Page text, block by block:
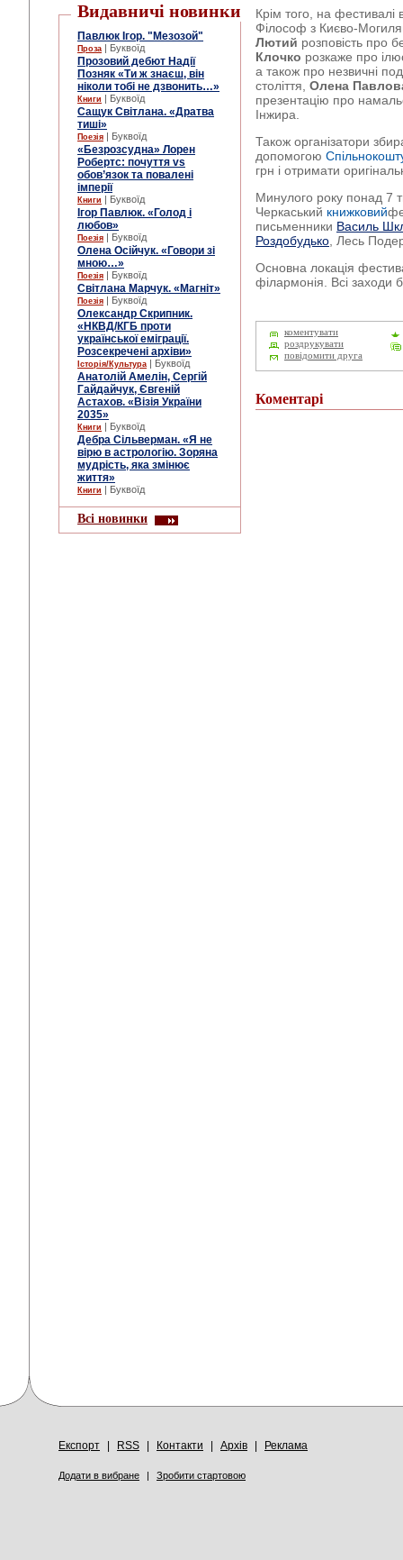
Видавничі новинки
Павлюк Ігор. "Мезозой"
Проза | Буквоїд
Прозовий дебют Надії
Позняк «Ти ж знаєш, він
ніколи тобі не дзвонить…»
Книги | Буквоїд
Сащук Світлана. «Дратва
тиші»
Поезія | Буквоїд
«Безрозсудна» Лорен
Робертс: почуття vs
обов’язок та повалені
імперії
Книги | Буквоїд
Ігор Павлюк. «Голод і
любов»
Поезія | Буквоїд
Олена Осійчук. «Говори зі
мною…»
Поезія | Буквоїд
Світлана Марчук. «Магніт»
Поезія | Буквоїд
Олександр Скрипник.
«НКВД/КГБ проти
української еміграції.
Розсекречені архіви»
Історія/Культура | Буквоїд
Анатолій Амелін, Сергій
Гайдайчук, Євгеній
Астахов. «Візія України
2035»
Книги | Буквоїд
Дебра Сільверман. «Я не
вірю в астрологію. Зоряна
мудрість, яка змінює
життя»
Книги | Буквоїд
Всі новинки
Крім того, на фестивалі
Філософ з Києво-
Лютий розповість про
Клочко розкаже про
а також про незвичні
століття, Олена
презентацію про
Інжира.
Також організатори
допомогою
грн і отримати
Минулого року понад 7
Черкаський книжковий
письменники Василь
Роздобудько , Лесь
Основна локація
філармонія. Всі заходи
коментувати
роздрукувати
повідомити друга
Коментарі
Експорт RSS Контакти Архів Реклама
Додати в вибране | Зробити стартовою